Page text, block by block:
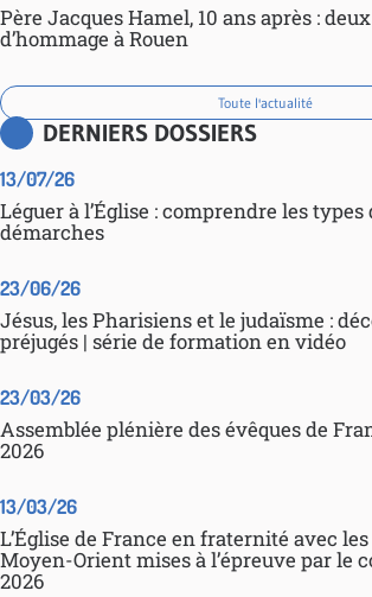
Père Jacques Hamel, 10 ans après :
d’hommage à Rouen
Toute l'actualité
DERNIERS DOSSIERS
13/07/26
Léguer à l’Église : comprendre les types
démarches
23/06/26
Jésus, les Pharisiens et le judaïsme :
préjugés | série de formation en vidéo
23/03/26
Assemblée plénière des évêques de
2026
13/03/26
L’Église de France en fraternité avec
Moyen-Orient mises à l’épreuve par le
2026